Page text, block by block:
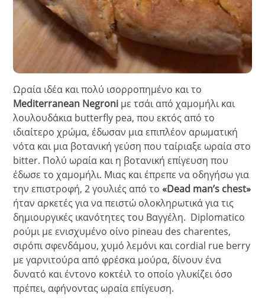
Ωραία ιδέα και πολύ ισορροπημένο και το
Mediterranean Negroni με τσάι από χαμομήλι και
λουλουδάκια butterfly pea, που εκτός από το
ιδιαίτερο χρώμα, έδωσαν μια επιπλέον αρωματική
νότα και μια βοτανική γεύση που ταίριαξε ωραία στo
bitter. Πολύ ωραία και η βοτανική επίγευση που
έδωσε το χαμομήλι. Μιας και έπρεπε να οδηγήσω για
την επιστροφή, 2 γουλιές από το«Dead man’s chest»
ήταν αρκετές για να πειστώ ολοκληρωτικά για τις
δημιουργικές ικανότητες του Βαγγέλη. Diplomatico
ρούμι με ενισχυμένο οίνο pineau des charentes,
σιρόπι σφενδάμου, χυμό λεμόνι και cordial rue berry
με γαρνιτούρα από φρέσκα μούρα, δίνουν ένα
δυνατό και έντονο κοκτέιλ το οποίο γλυκίζει όσο
πρέπει, αφήνοντας ωραία επίγευση.